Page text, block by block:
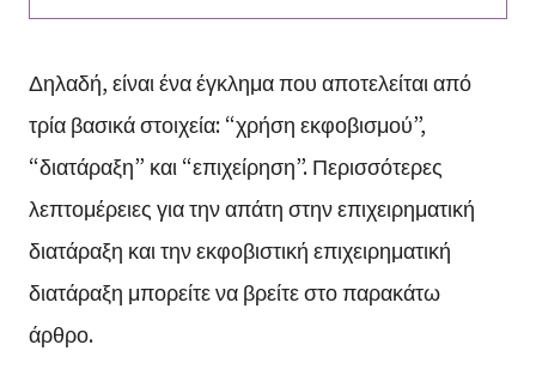
Δηλαδή, είναι ένα έγκλημα που αποτελείται από
τρία βασικά στοιχεία: “χρήση εκφοβισμού”,
“διατάραξη” και “επιχείρηση”. Περισσότερες
λεπτομέρειες για την απάτη στην επιχειρηματική
διατάραξη και την εκφοβιστική επιχειρηματική
διατάραξη μπορείτε να βρείτε στο παρακάτω
άρθρο.